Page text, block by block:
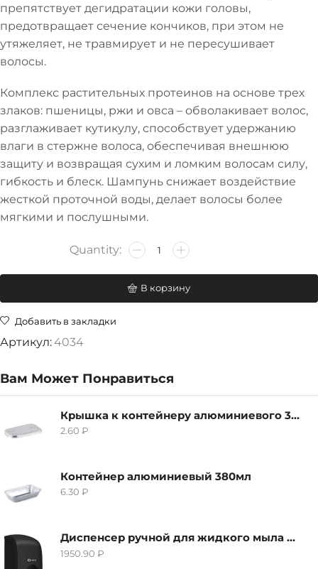
препятствует дегидратации кожи головы,
предотвращает сечение кончиков, при этом не
утяжеляет, не травмирует и не пересушивает
волосы.
Комплекс растительных протеинов на основе трех
злаков: пшеницы, ржи и овса – обволакивает волос,
разглаживает кутикулу, способствует удержанию
влаги в стержне волоса, обеспечивая внешнюю
защиту и возвращая сухим и ломким волосам силу,
гибкость и блеск. Шампунь снижает воздействие
жесткой проточной воды, делает волосы более
мягкими и послушными.
В корзину
Добавить в закладки
Артикул:4034
Вам Может Понравиться
Крышка к контейнеру алюминиевого 380мл
2.60 ₽
Контейнер алюминиевый 380мл
6.30 ₽
Диспенсер ручной для жидкого мыла Grass IT-0638, черный
1950.90 ₽